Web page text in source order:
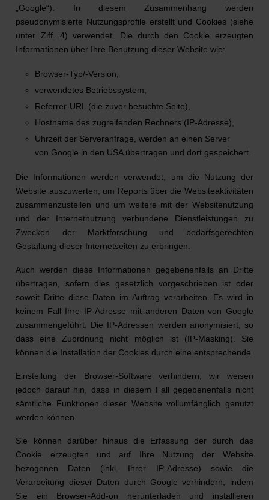
„Google“). In diesem Zusammenhang werden
pseudonymisierte Nutzungsprofile erstellt und Cookies (siehe
unter Ziff. 4) verwendet. Die durch den Cookie erzeugten
Informationen über Ihre Benutzung dieser Website wie:
Browser-Typ/-Version,
verwendetes Betriebssystem,
Referrer-URL (die zuvor besuchte Seite),
Hostname des zugreifenden Rechners (IP-Adresse),
Uhrzeit der Serveranfrage, werden an einen Server
von Google in den USA übertragen und dort gespeichert.
Die Informationen werden verwendet, um die Nutzung der
Website auszuwerten, um Reports über die Websiteaktivitäten
zusammenzustellen und um weitere mit der Websitenutzung
und der Internetnutzung verbundene Dienstleistungen zu
Zwecken der Marktforschung und bedarfsgerechten
Gestaltung dieser Internetseiten zu erbringen.
Auch werden diese Informationen gegebenenfalls an Dritte
übertragen, sofern dies gesetzlich vorgeschrieben ist oder
soweit Dritte diese Daten im Auftrag verarbeiten. Es wird in
keinem Fall Ihre IP-Adresse mit anderen Daten von Google
zusammengeführt. Die IP-Adressen werden anonymisiert, so
dass eine Zuordnung nicht möglich ist (IP-Masking). Sie
können die Installation der Cookies durch eine entsprechende
Einstellung der Browser-Software verhindern; wir weisen
jedoch darauf hin, dass in diesem Fall gegebenenfalls nicht
sämtliche Funktionen dieser Website vollumfänglich genutzt
werden können.
Sie können darüber hinaus die Erfassung der durch das
Cookie erzeugten und auf Ihre Nutzung der Website
bezogenen Daten (inkl. Ihrer IP-Adresse) sowie die
Verarbeitung dieser Daten durch Google verhindern, indem
Sie ein Browser-Add-on herunterladen und installieren